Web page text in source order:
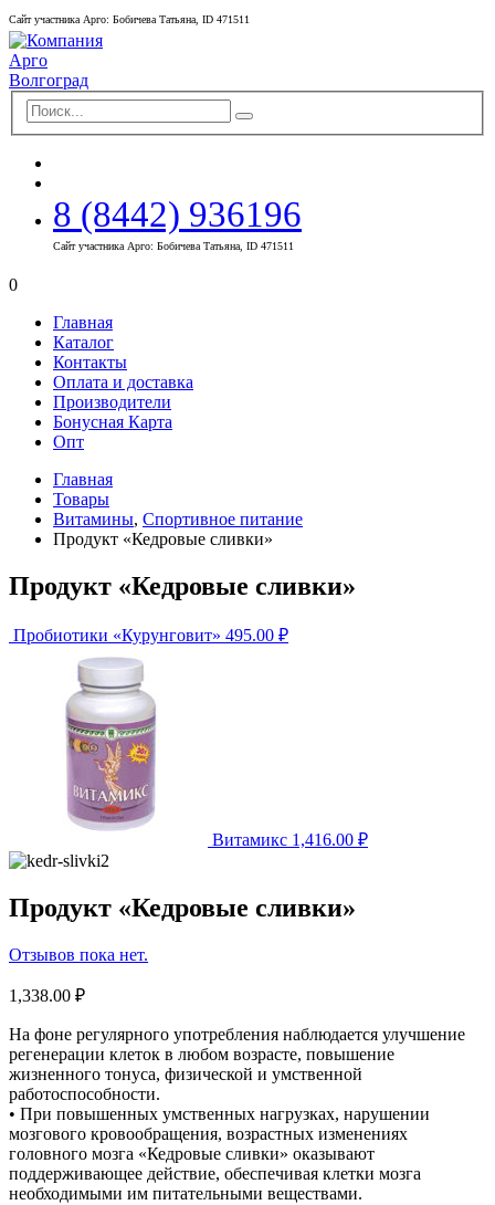
Сайт участника Арго: Бобичева Татьяна, ID 471511
8 (8442) 936196
Сайт участника Арго: Бобичева Татьяна, ID 471511
0
Главная
Каталог
Контакты
Оплата и доставка
Производители
Бонусная Карта
Опт
Главная
Товары
Витамины, Спортивное питание
Продукт «Кедровые сливки»
Продукт «Кедровые сливки»
Пробиотики «Курунговит» 495.00 ₽
Витамикс 1,416.00 ₽
Продукт «Кедровые сливки»
Отзывов пока нет.
1,338.00 ₽
На фоне регулярного употребления наблюдается улучшение
регенерации клеток в любом возрасте, повышение
жизненного тонуса, физической и умственной
работоспособности.
• При повышенных умственных нагрузках, нарушении
мозгового кровообращения, возрастных изменениях
головного мозга «Кедровые сливки» оказывают
поддерживающее действие, обеспечивая клетки мозга
необходимыми им питательными веществами.